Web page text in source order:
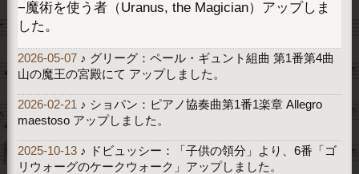
−魔術を使う者（Uranus, the Magician）アップしま
した。
2026-05-07 ♪ グリーグ：ペール・ギュント組曲 第1番第4曲
山の魔王の宮殿にて アップしました。
2026-02-21 ♪ ショパン：ピアノ協奏曲第1番1楽章 Allegro
maestoso アップしました。
2025-10-13 ♪ ドビュッシー：「子供の領分」より、6番「ゴ
リウォーグのケークウォーク」アップしました。